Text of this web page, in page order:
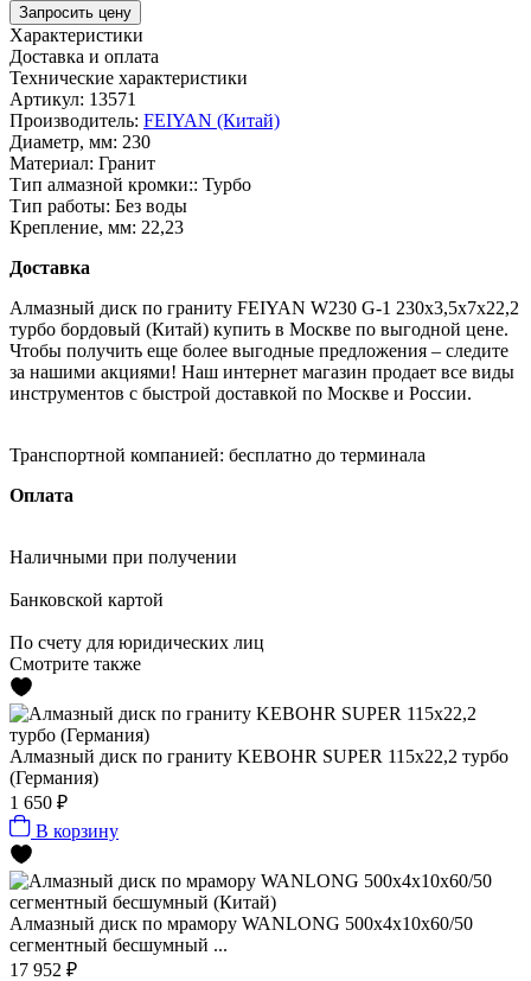
Запросить цену
Характеристики
Доставка и оплата
Технические характеристики
Артикул: 13571
Производитель: FEIYAN (Китай)
Диаметр, мм: 230
Материал: Гранит
Тип алмазной кромки:: Турбо
Тип работы: Без воды
Крепление, мм: 22,23
Доставка
Алмазный диск по граниту FEIYAN W230 G-1 230x3,5x7x22,2
турбо бордовый (Китай) купить в Москве по выгодной цене.
Чтобы получить еще более выгодные предложения – следите
за нашими акциями! Наш интернет магазин продает все виды
инструментов с быстрой доставкой по Москве и России.
Транспортной компанией: бесплатно до терминала
Оплата
Наличными при получении
Банковской картой
По счету для юридических лиц
Смотрите также
Алмазный диск по граниту KEBOHR SUPER 115x22,2 турбо
(Германия)
1 650 ₽
В корзину
Алмазный диск по мрамору WANLONG 500х4х10х60/50
сегментный бесшумный ...
17 952 ₽